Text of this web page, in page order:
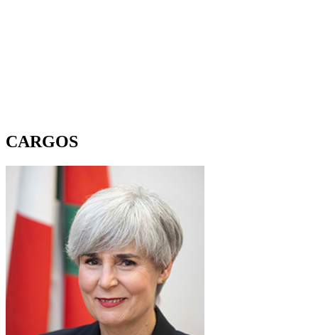
CARGOS